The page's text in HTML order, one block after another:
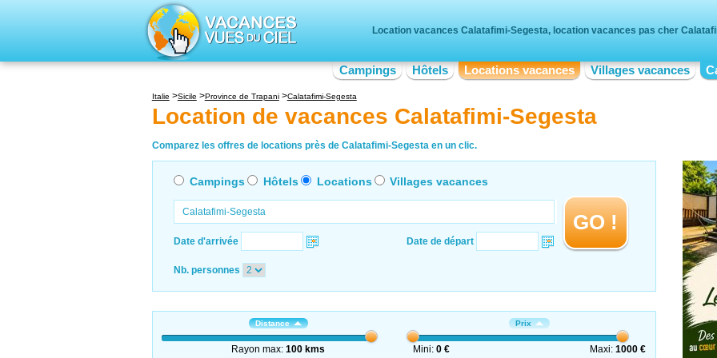
Location vacances Calatafimi-Segesta, location vacances pas cher
Campings Hôtels Locations vacances Villages vacances
Italie Sicile Province de Trapani Calatafimi-Segesta
Location de vacances Calatafimi-Segesta
Comparez les offres de locations près de Calatafimi-Segesta en un clic.
Campings Hôtels Locations Villages vacances
Date d'arrivée Date de départ
GO !
Nb. personnes
Distance
Rayon max:100 kms
Prix
Mini: 0 € Maxi:1000 €